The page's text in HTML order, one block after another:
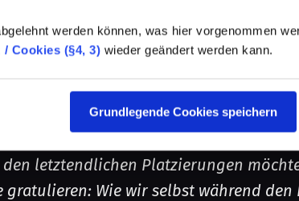
werden können, was hier vorgenommen
Cookies (§4, 3) wieder geändert werden kann.
Grundlegende Cookies speichern
von SpotRocker eröffnet und
Kreativität zeugt, möchten wir
Voter und User im Allgemeinen seid es,
immer noch sprachlos, wie oft unser
geteilt wurde.
letztendlichen Platzierungen
gratulieren: Wie wir selbst während